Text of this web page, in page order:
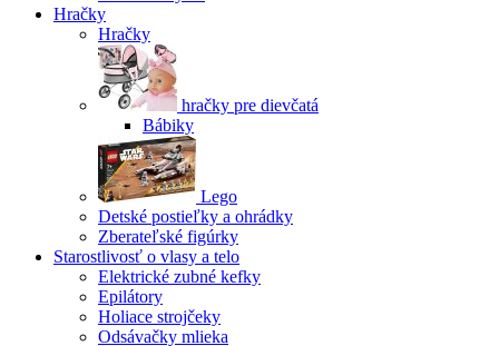
Hračky
Hračky
hračky pre dievčatá
Bábiky
Lego
Detské postieľky a ohrádky
Zberateľské figúrky
Starostlivosť o vlasy a telo
Elektrické zubné kefky
Epilátory
Holiace strojčeky
Odsávačky mlieka